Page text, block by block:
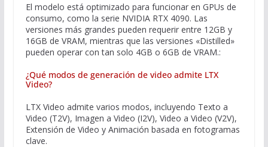
El modelo está optimizado para funcionar en GPUs de
consumo, como la serie NVIDIA RTX 4090. Las
versiones más grandes pueden requerir entre 12GB y
16GB de VRAM, mientras que las versiones «Distilled»
pueden operar con tan solo 4GB o 6GB de VRAM.:
¿Qué modos de generación de video admite LTX
Video?
LTX Video admite varios modos, incluyendo Texto a
Video (T2V), Imagen a Video (I2V), Video a Video (V2V),
Extensión de Video y Animación basada en fotogramas
clave.